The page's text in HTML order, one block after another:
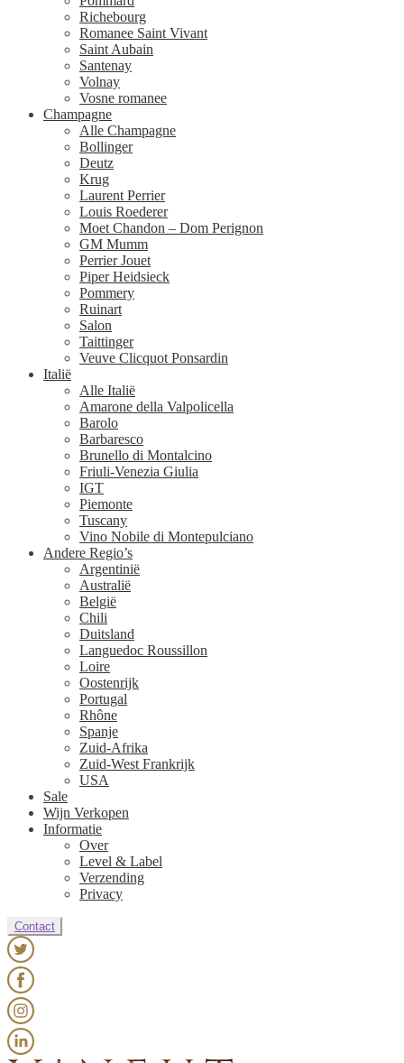
Richebourg
Romanee Saint Vivant
Saint Aubain
Santenay
Volnay
Vosne romanee
Champagne
Alle Champagne
Bollinger
Deutz
Krug
Laurent Perrier
Louis Roederer
Moet Chandon – Dom Perignon
GM Mumm
Perrier Jouet
Piper Heidsieck
Pommery
Ruinart
Salon
Taittinger
Veuve Clicquot Ponsardin
Italië
Alle Italië
Amarone della Valpolicella
Barolo
Barbaresco
Brunello di Montalcino
Friuli-Venezia Giulia
IGT
Piemonte
Tuscany
Vino Nobile di Montepulciano
Andere Regio’s
Argentinië
Australië
België
Chili
Duitsland
Languedoc Roussillon
Loire
Oostenrijk
Portugal
Rhône
Spanje
Zuid-Afrika
Zuid-West Frankrijk
USA
Sale
Wijn Verkopen
Informatie
Over
Level & Label
Verzending
Privacy
Contact